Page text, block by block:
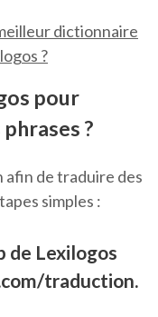
dictionnaire
?
pour
?
afin de traduire des
simples :
de Lexilogos
traduction.